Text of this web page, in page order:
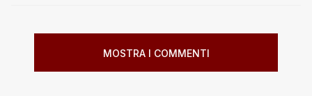
MOSTRA I COMMENTI